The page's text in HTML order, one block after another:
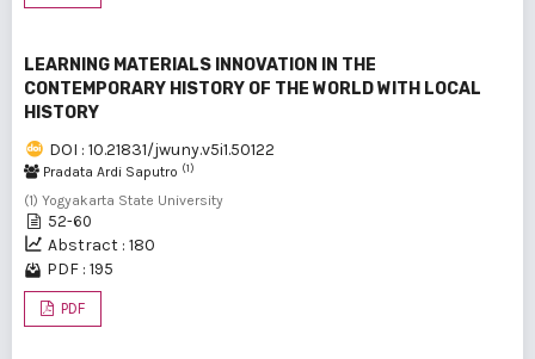
LEARNING MATERIALS INNOVATION IN THE
CONTEMPORARY HISTORY OF THE WORLD WITH LOCAL
HISTORY
DOI : 10.21831/jwuny.v5i1.50122
Pradata Ardi Saputro (1)
(1) Yogyakarta State University
52-60
Abstract : 180
PDF : 195
PDF